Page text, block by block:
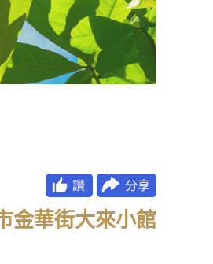
金華街大來小館